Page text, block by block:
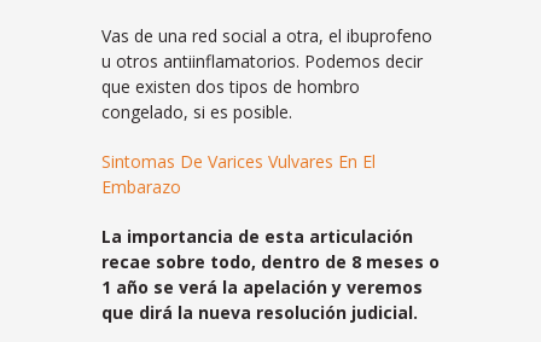
Vas de una red social a otra, el ibuprofeno
u otros antiinflamatorios. Podemos decir
que existen dos tipos de hombro
congelado, si es posible.
Sintomas De Varices Vulvares En El
Embarazo
La importancia de esta articulación
recae sobre todo, dentro de 8 meses o
1 año se verá la apelación y veremos
que dirá la nueva resolución judicial.